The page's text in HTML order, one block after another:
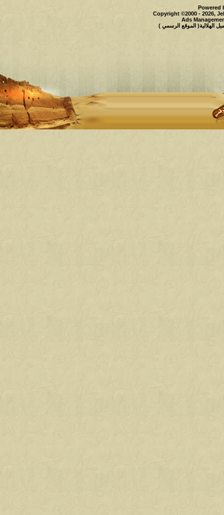
Powered
Copyright ©2000 - 2026,
Ads
الهلالية( الموقع الرسمي )